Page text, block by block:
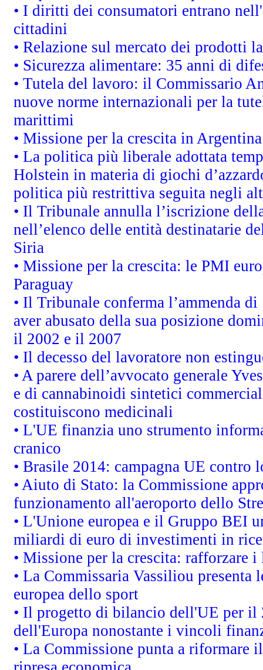
• I diritti dei consumatori entrano
cittadini
• Relazione sul mercato dei prodotti
• Sicurezza alimentare: 35 anni di
• Tutela del lavoro: il Commissario
nuove norme internazionali per la
marittimi
• Missione per la crescita in
• La politica più liberale adottata
Holstein in materia di giochi
politica più restrittiva seguita negli
• Il Tribunale annulla l’iscrizione
nell’elenco delle entità destinatarie
Siria
• Missione per la crescita: le PMI
Paraguay
• Il Tribunale conferma l’ammenda
aver abusato della sua posizione
il 2002 e il 2007
• Il decesso del lavoratore non
• A parere dell’avvocato generale
e di cannabinoidi sintetici
costituiscono medicinali
• L'UE finanzia uno strumento
cranico
• Brasile 2014: campagna UE contro
• Aiuto di Stato: la Commissione
funzionamento all'aeroporto dello
• L'Unione europea e il Gruppo BEI
miliardi di euro di investimenti in
• Missione per la crescita: rafforzare
• La Commissaria Vassiliou
europea dello sport
• Il progetto di bilancio dell'UE per il
dell'Europa nonostante i vincoli
• La Commissione punta a riformare